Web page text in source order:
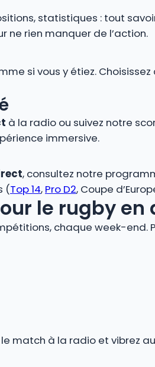
statistiques : tout
ne rien manquer de l’action.
si vous y étiez.
à la radio ou suivez notre
immersive.
, consultez notre
(Top 14, Pro D2, Coupe
le rugby en
chaque week-end.
le match à la radio et vibrez